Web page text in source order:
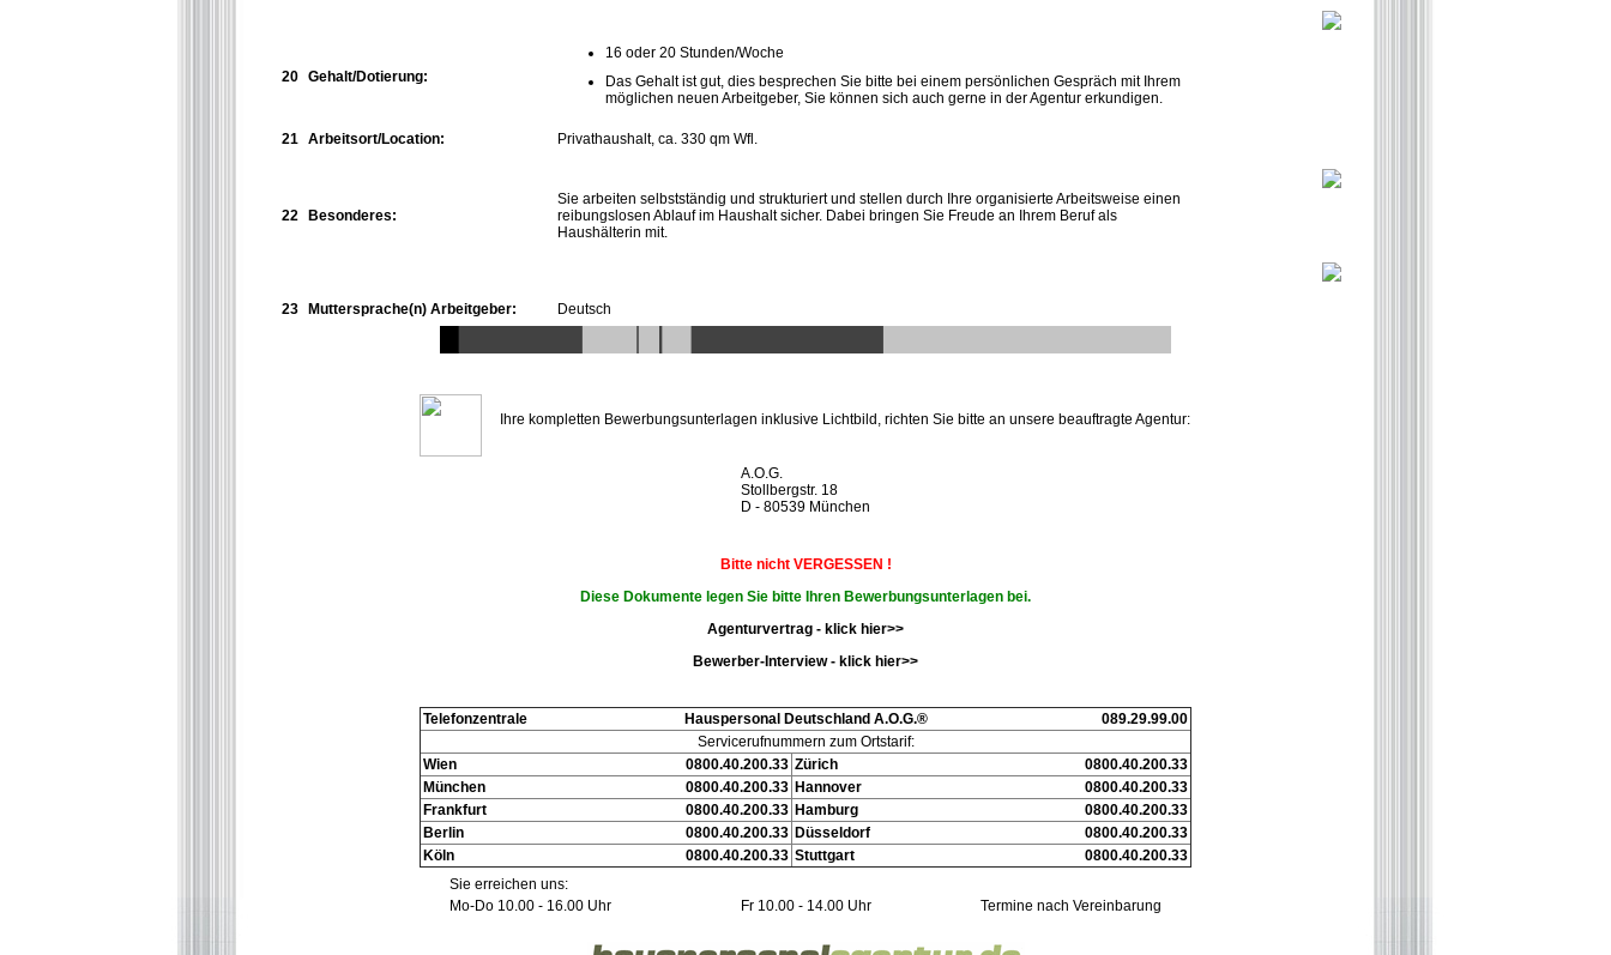
20 Gehalt/Dotierung:
16 oder 20 Stunden/Woche
Das Gehalt ist gut, dies besprechen Sie bitte bei einem persönlichen Gespräch mit Ihrem
möglichen neuen Arbeitgeber, Sie können sich auch gerne in der Agentur erkundigen.
21 Arbeitsort/Location: Privathaushalt, ca. 330 qm Wfl.
22 Besonderes:
Sie arbeiten selbstständig und strukturiert und stellen durch Ihre organisierte Arbeitsweise einen
reibungslosen Ablauf im Haushalt sicher. Dabei bringen Sie Freude an Ihrem Beruf als
Haushälterin mit.
23 Muttersprache(n) Arbeitgeber: Deutsch
Ihre kompletten Bewerbungsunterlagen inklusive Lichtbild, richten Sie bitte an unsere beauftragte Agentur:
A.O.G.
Stollbergstr. 18
D - 80539 München
Bitte nicht VERGESSEN !
Diese Dokumente legen Sie bitte Ihren Bewerbungsunterlagen bei.
Agenturvertrag - klick hier>>
Bewerber-Interview - klick hier>>
Telefonzentrale Hauspersonal Deutschland A.O.G.®
089.29.99.00
Servicerufnummern zum Ortstarif:
Wien
0800.40.200.33 Zürich
0800.40.200.33
München
0800.40.200.33 Hannover
0800.40.200.33
Frankfurt
0800.40.200.33 Hamburg
0800.40.200.33
Berlin
0800.40.200.33 Düsseldorf
0800.40.200.33
Köln
0800.40.200.33 Stuttgart
0800.40.200.33
Sie erreichen uns:
Mo-Do 10.00 - 16.00 Uhr
Fr 10.00 - 14.00 Uhr Termine nach Vereinbarung